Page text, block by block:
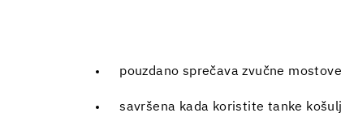
pouzdano sprečava zvučne mostove
savršena kada koristite tanke